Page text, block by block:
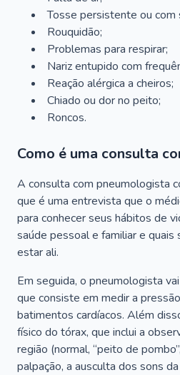
Tosse persistente ou com
Rouquidão;
Problemas para respirar;
Nariz entupido com
Reação alérgica a cheiros;
Chiado ou dor no peito;
Roncos.
Como é uma consulta
A consulta com pneumologista
que é uma entrevista que o
para conhecer seus hábitos de
saúde pessoal e familiar e quais
estar ali.
Em seguida, o pneumologista
que consiste em medir a
batimentos cardíacos. Além
físico do tórax, que inclui a
região (normal, “peito de
palpação, a ausculta dos sons